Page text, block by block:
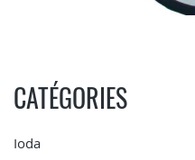
CATÉGORIES
Ioda